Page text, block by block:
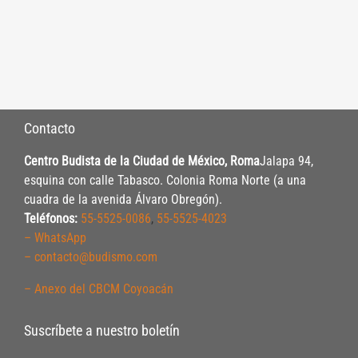
Contacto
Centro Budista de la Ciudad de México, RomaJalapa 94,
esquina con calle Tabasco. Colonia Roma Norte (a una
cuadra de la avenida Álvaro Obregón).
Teléfonos: 55-5525-0086, 55-5525-4023
– WhatsApp
– contacto@budismo.com
– Anexo del CBCM Coyoacán
Suscríbete a nuestro boletín